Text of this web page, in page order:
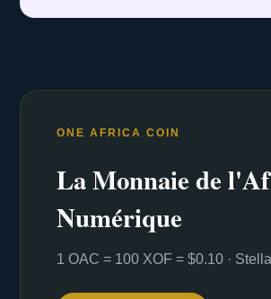
ONE AFRICA COIN
La Monnaie de
Numérique
1 OAC = 100 XOF = $0.10 ·